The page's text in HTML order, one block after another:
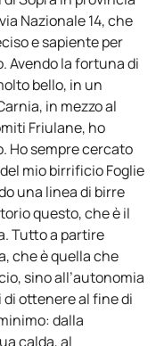
Nazionale 14, che
e sapiente per
Avendo la fortuna di
bello, in un
in mezzo al
Friulane, ho
Ho sempre cercato
mio birrificio Foglie
una linea di birre
questo, che è il
Tutto a partire
che è quella che
sino all’autonomia
ottenere al fine di
dalla
calda, al